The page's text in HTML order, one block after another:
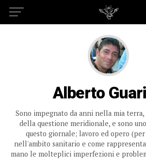
Alberto
Sono impegnato da anni nella mia
della questione meridionale, e sono
questo giornale; lavoro ed opero
nell'ambito sanitario e come
mano le molteplici imperfezioni e